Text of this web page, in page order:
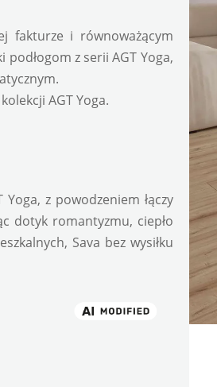
fakturze i równoważącym
z serii AGT Yoga,
AGT Yoga.
z powodzeniem łączy
dotyk romantyzmu, ciepło
Sava bez wysiłku